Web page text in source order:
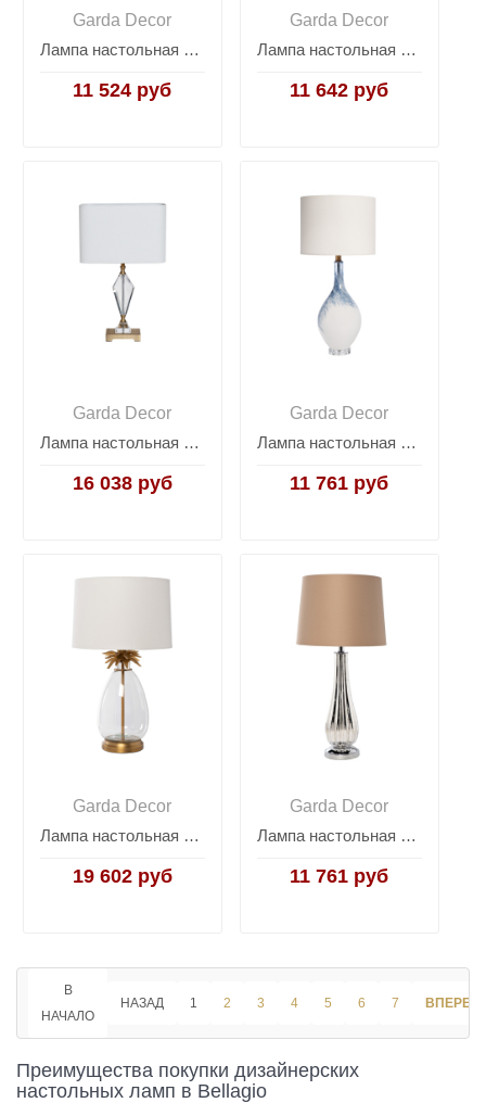
Garda Decor
Лампа настольная металлическая K2CPT-07248
11 524 руб
Garda Decor
Лампа настольная Tropica с кремовым абажуром 94PR-22844
11 642 руб
Garda Decor
Лампа настольная стеклянная (белый абажур) 22-88232
16 038 руб
Garda Decor
Лампа настольная с кремовым абажуром 22-89431
11 761 руб
Garda Decor
Лампа настольная Pineapple 22-89240
19 602 руб
Garda Decor
Лампа настольная с бежевым абажуром 22-89206
11 761 руб
В
НАЧАЛО
НАЗАД 1 2 3 4 5 6 7 ВПЕРЕД
Преимущества покупки дизайнерских
настольных ламп в Bellagio